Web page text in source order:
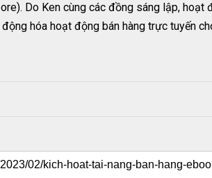
Do Ken cùng các đồng sáng lập,
hóa hoạt động bán hàng trực tuyến